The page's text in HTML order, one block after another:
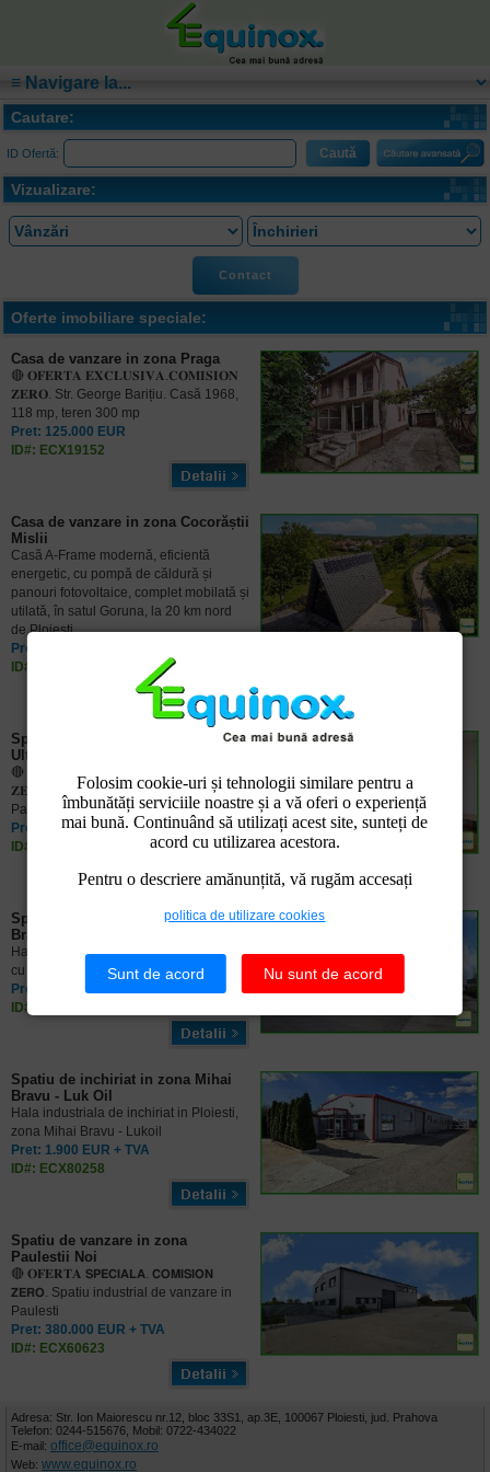
Folosim cookie-uri și tehnologii similare pentru a
îmbunătăți serviciile noastre și a vă oferi o experiență
mai bună. Continuând să utilizați acest site, sunteți de
acord cu utilizarea acestora.
Pentru o descriere amănunțită, vă rugăm accesați
politica de utilizare cookies
Sunt de acord Nu sunt de acord
Cautare:
ID Ofertă:
Vizualizare:
Contact
Oferte imobiliare speciale:
Casa de vanzare in zona Praga
🔴 𝐎𝐅𝐄𝐑𝐓𝐀 𝐄𝐗𝐂𝐋𝐔𝐒𝐈𝐕𝐀.𝐂𝐎𝐌𝐈𝐒𝐈𝐎𝐍
𝐙𝐄𝐑𝐎. Str. George Barițiu. Casă 1968,
118 mp, teren 300 mp
Pret: 125.000 EUR
ID#: ECX19152
Casa de vanzare in zona Cocorăștii
Mislii
Casă A-Frame modernă, eficientă
energetic, cu pompă de căldură și
panouri fotovoltaice, complet mobilată și
utilată, în satul Goruna, la 20 km nord
de Ploiești
Pret: 200.000 EUR
ID#: ECX06964
Spatiu de inchiriat in zona
Ultracentrala-Ion Maiorescu
🔴 𝐎𝐅𝐄𝐑𝐓𝐀 𝐄𝐗𝐂𝐋𝐔𝐒𝐈𝐕𝐀.𝐂𝐎𝐌𝐈𝐒𝐈𝐎𝐍
𝐙𝐄𝐑𝐎. Spatiu de birouri, Ploiesti, langa
Palatul de Justitie
Pret: 375 EUR
ID#: ECX16784
Spatiu de inchiriat in zona Mihai
Bravu
Hala industriala de inchiriat in Ploiesti,
cu suprafața de 500 mp
Pret: 1.500 EUR + TVA
ID#: ECX10154
Spatiu de inchiriat in zona Mihai
Bravu - Luk Oil
Hala industriala de inchiriat in Ploiesti,
zona Mihai Bravu - Lukoil
Pret: 1.900 EUR + TVA
ID#: ECX80258
Spatiu de vanzare in zona
Paulestii Noi
🔴 𝐎𝐅𝐄𝐑𝐓𝐀 𝗦𝗣𝗘𝗖𝗜𝗔𝗟𝗔. 𝗖𝗢𝗠𝗜𝗦𝗜𝗢𝗡
𝗭𝗘𝗥𝗢. Spatiu industrial de vanzare in
Paulesti
Pret: 380.000 EUR + TVA
ID#: ECX60623
Adresa: Str. Ion Maiorescu nr.12, bloc 33S1, ap.3E, 100067 Ploiesti, jud. Prahova
Telefon: 0244-515676, Mobil: 0722-434022
E-mail: office@equinox.ro
Web: www.equinox.ro